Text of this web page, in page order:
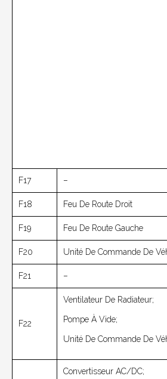
F17 –
F18 Feu De Route Droit
F19 Feu De Route Gauche
F20 Unité De Commande De
F21 –
F22
Ventilateur De Radiateur;
Pompe À Vide;
Unité De Commande De
Convertisseur AC/DC;